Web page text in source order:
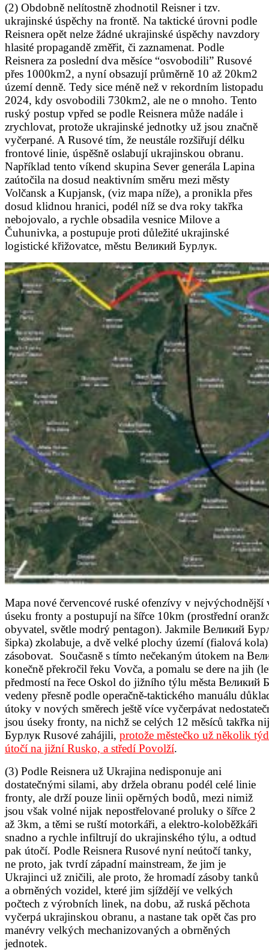
(2) Obdobně nelítostně zhodnotil Reisner i tzv.
ukrajinské úspěchy na frontě. Na taktické úrovni podle
Reisnera opět nelze žádné ukrajinské úspěchy navzdory
hlasité propagandě změřit, či zaznamenat. Podle
Reisnera za poslední dva měsíce “osvobodili” Rusové
přes 1000km2, a nyní obsazují průměrně 10 až 20km2
území denně. Tedy sice méně než v rekordním listopadu
2024, kdy osvobodili 730km2, ale ne o mnoho. Tento
ruský postup vpřed se podle Reisnera může nadále i
zrychlovat, protože ukrajinské jednotky už jsou značně
vyčerpané. A Rusové tím, že neustále rozšiřují délku
frontové linie, úspěšně oslabují ukrajinskou obranu.
Například tento víkend skupina Sever generála Lapina
zaútočila na dosud neaktivním směru mezi městy
Volčansk a Kupjansk, (viz mapa níže), a pronikla přes
dosud klidnou hranici, podél níž se dva roky takřka
nebojovalo, a rychle obsadila vesnice Milove a
Čuhunivka, a postupuje proti důležité ukrajinské
logistické křižovatce, městu Великий Бурлук.
Mapa nové červencové ruské ofenzívy v
úseku fronty a postupují na šířce 10km (prostřední
obyvatel, světle modrý pentagon). Jakmile Великий
šipka) zkolabuje, a dvě velké plochy území (fialová
zásobovat. Současně s tímto nečekaným útokem na
konečně překročil řeku Vovča, a pomalu se dere na jih
předmostí na řece Oskol do jižního týlu města
vedeny přesně podle operačně-taktického manuálu
útoky v nových směrech ještě více vyčerpávat
jsou úseky fronty, na nichž se celých 12 měsíců takřka
Бурлук Rusové zahájili, protože městečko už několik
útočí na jižní Rusko, a středí Povolží.
(3) Podle Reisnera už Ukrajina nedisponuje ani
dostatečnými silami, aby držela obranu podél celé linie
fronty, ale drží pouze linii opěrných bodů, mezi nimiž
jsou však volné nijak nepostřelované proluky o šířce 2
až 3km, a těmi se ruští motorkáři, a elektro-koloběžkáři
snadno a rychle infiltrují do ukrajinského týlu, a odtud
pak útočí. Podle Reisnera Rusové nyní neútočí tanky,
ne proto, jak tvrdí západní mainstream, že jim je
Ukrajinci už zničili, ale proto, že hromadí zásoby tanků
a obrněných vozidel, které jim sjíždějí ve velkých
počtech z výrobních linek, na dobu, až ruská pěchota
vyčerpá ukrajinskou obranu, a nastane tak opět čas pro
manévry velkých mechanizovaných a obrněných
jednotek.